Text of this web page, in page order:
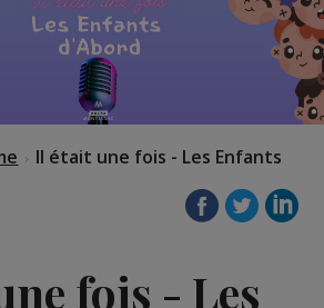
BIGARD
Il était une fois - Les Enfants
fois - Les